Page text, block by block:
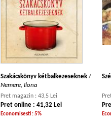
Szakácskönyv kétbalkezeseknek /
Nemere, Ilona
Pret magazin : 43,5 Lei
Pret online : 41,32 Lei
Economisesti : 5%